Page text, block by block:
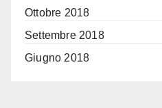
Ottobre 2018
Settembre 2018
Giugno 2018